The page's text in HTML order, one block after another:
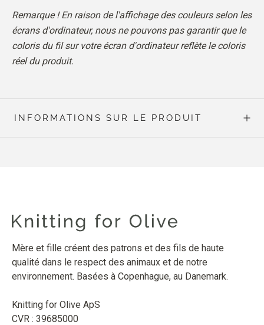
Remarque ! En raison de l'affichage des couleurs selon les
écrans d'ordinateur, nous ne pouvons pas garantir que le
coloris du fil sur votre écran d'ordinateur reflète le coloris
réel du produit.
INFORMATIONS SUR LE PRODUIT
Mère et fille créent des patrons et des fils de haute
qualité dans le respect des animaux et de notre
environnement. Basées à Copenhague, au Danemark.
Knitting for Olive ApS
CVR : 39685000